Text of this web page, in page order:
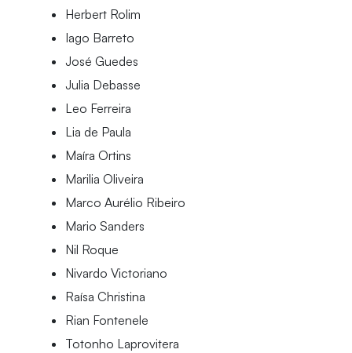
Herbert Rolim
Iago Barreto
José Guedes
Julia Debasse
Leo Ferreira
Lia de Paula
Maíra Ortins
Marilia Oliveira
Marco Aurélio Ribeiro
Mario Sanders
Nil Roque
Nivardo Victoriano
Raísa Christina
Rian Fontenele
Totonho Laprovitera